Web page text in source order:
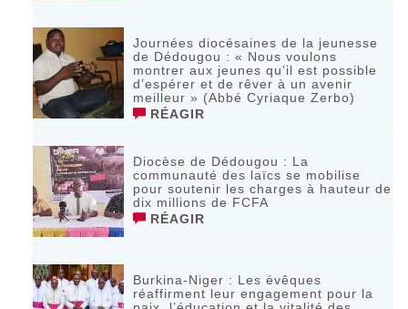
Journées diocésaines de la jeunesse
de Dédougou : « Nous voulons
montrer aux jeunes qu’il est possible
d’espérer et de rêver à un avenir
meilleur » (Abbé Cyriaque Zerbo)
RÉAGIR
Diocèse de Dédougou : La
communauté des laïcs se mobilise
pour soutenir les charges à hauteur de
dix millions de FCFA
RÉAGIR
Burkina-Niger : Les évêques
réaffirment leur engagement pour la